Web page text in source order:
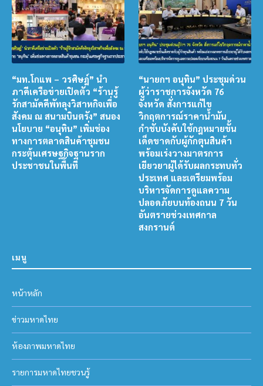
“มท.โกแพ – วรศิษฎ์” นำ
ภาคีเครือข่ายเปิดตัว “ร้านรู้
รักสามัคคีพัทลุงวิสาหกิจเพื่อ
สังคม ณ สนามบินตรัง” สนอง
นโยบาย “อนุทิน” เพิ่มช่อง
ทางการตลาดสินค้าชุมชน
กระตุ้นเศรษฐกิจฐานราก
ประชาชนในพื้นที่
“นายกฯ อนุทิน” ประชุมด่วน
ผู้ว่าราชการจังหวัด 76
จังหวัด สั่งการแก้ไข
วิกฤตการณ์ราคาน้ำมัน
กำชับบังคับใช้กฎหมายขั้น
เด็ดขาดกับผู้กักตุนสินค้า
พร้อมเร่งวางมาตรการ
เยียวยาผู้ได้รับผลกระทบทั่ว
ประเทศ และเตรียมพร้อม
บริหารจัดการดูแลความ
ปลอดภัยบนท้องถนน 7 วัน
อันตรายช่วงเทศกาล
สงกรานต์
เมนู
หน้าหลัก
ข่าวมหาดไทย
ห้องภาพมหาดไทย
รายการมหาดไทยชวนรู้